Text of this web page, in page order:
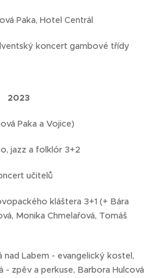
Paka, Hotel Centrál
koncert gambové třídy
2023
Paka a Vojice)
jazz a folklór 3+2
učitelů
kláštera 3+1 (+ Bára
Monika Chmelařová, Tomáš
nad Labem - evangelický kostel,
- zpěv a perkuse, Barbora Hulcová